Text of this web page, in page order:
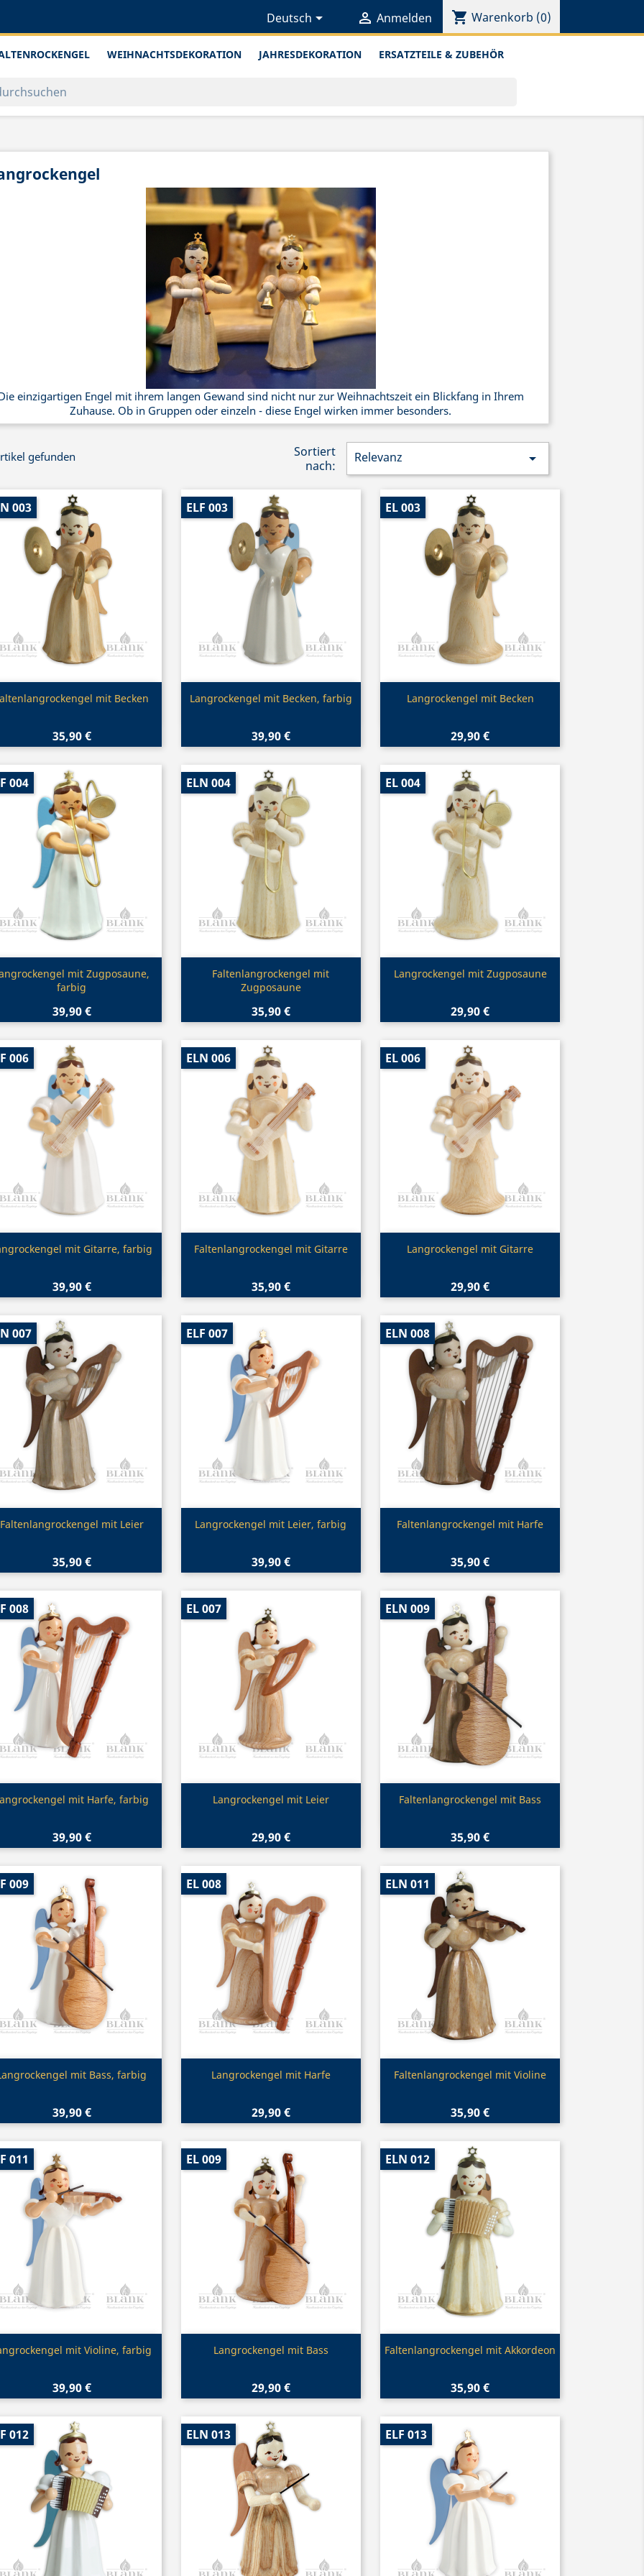
Deutsch  Anmelden shopping_cart Warenkorb (0)
WEIHNACHTSDEKORATION JAHRESDEKORATION ERSATZTEILE & ZUBEHÖR
einzigartigen Engel mit ihrem langen Gewand sind nicht nur zur Weihnachtszeit ein Blickfang in Ihrem
Zuhause. Ob in Gruppen oder einzeln - diese Engel wirken immer besonders.
gefunden
Sortiert
nach:
Relevanz 
Vorschaumit Becken
35,90 €
003
Vorschau
Langrockengel mit Becken, farbig
39,90 €
ELF 003
Vorschau
Langrockengel mit Becken
29,90 €
EL 003
Vorschau
mit Zugposaune,
farbig
39,90 €
004
Vorschau
Faltenlangrockengel mit
Zugposaune
35,90 €
ELN 004
Vorschau
Langrockengel mit Zugposaune
29,90 €
EL 004
Vorschau
mit Gitarre, farbig
39,90 €
006
Vorschau
Faltenlangrockengel mit Gitarre
35,90 €
ELN 006
Vorschau
Langrockengel mit Gitarre
29,90 €
EL 006
Vorschau
Faltenlangrockengel mit Leier
35,90 €
007
Vorschau
Langrockengel mit Leier, farbig
39,90 €
ELF 007
Vorschau
Faltenlangrockengel mit Harfe
35,90 €
ELN 008
Vorschau
mit Harfe, farbig
39,90 €
008
Vorschau
Langrockengel mit Leier
29,90 €
EL 007
Vorschau
Faltenlangrockengel mit Bass
35,90 €
ELN 009
Vorschau
mit Bass, farbig
39,90 €
009
Vorschau
Langrockengel mit Harfe
29,90 €
EL 008
Vorschau
Faltenlangrockengel mit Violine
35,90 €
ELN 011
Vorschau
mit Violine, farbig
39,90 €
011
Vorschau
Langrockengel mit Bass
29,90 €
EL 009
Vorschau
Faltenlangrockengel mit Akkordeon
35,90 €
ELN 012
012 ELN 013 ELF 013